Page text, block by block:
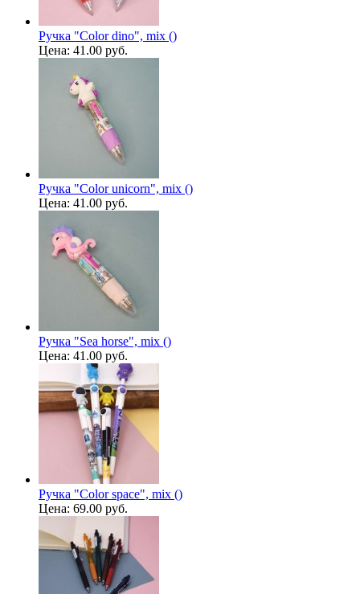
Ручка "Color dino", mix ()
Цена: 41.00 руб.
Ручка "Color unicorn", mix ()
Цена: 41.00 руб.
Ручка "Sea ​​horse", mix ()
Цена: 41.00 руб.
Ручка "Color space", mix ()
Цена: 69.00 руб.